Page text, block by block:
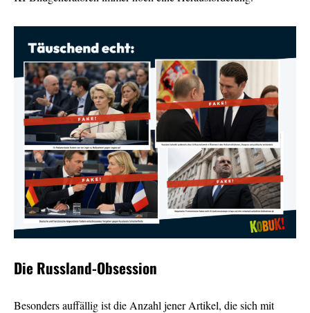
Die Russland-Obsession
Besonders auffällig ist die Anzahl jener Artikel, die sich mit